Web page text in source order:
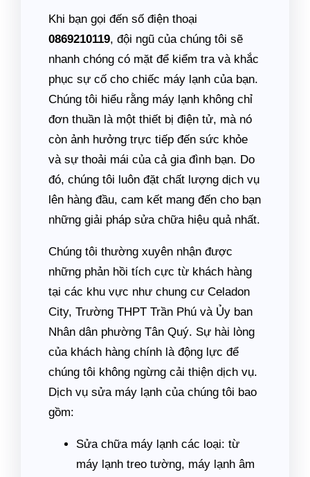
Khi bạn gọi đến số điện thoại
0869210119, đội ngũ của chúng tôi sẽ
nhanh chóng có mặt để kiểm tra và khắc
phục sự cố cho chiếc máy lạnh của bạn.
Chúng tôi hiểu rằng máy lạnh không chỉ
đơn thuần là một thiết bị điện tử, mà nó
còn ảnh hưởng trực tiếp đến sức khỏe
và sự thoải mái của cả gia đình bạn. Do
đó, chúng tôi luôn đặt chất lượng dịch vụ
lên hàng đầu, cam kết mang đến cho bạn
những giải pháp sửa chữa hiệu quả nhất.
Chúng tôi thường xuyên nhận được
những phản hồi tích cực từ khách hàng
tại các khu vực như chung cư Celadon
City, Trường THPT Trần Phú và Ủy ban
Nhân dân phường Tân Quý. Sự hài lòng
của khách hàng chính là động lực để
chúng tôi không ngừng cải thiện dịch vụ.
Dịch vụ sửa máy lạnh của chúng tôi bao
gồm:
Sửa chữa máy lạnh các loại: từ
máy lạnh treo tường, máy lạnh âm